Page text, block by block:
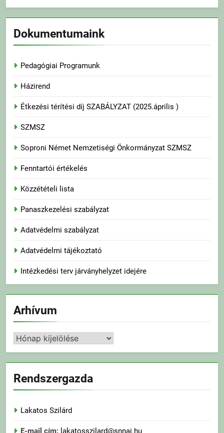
Dokumentumaink
Pedagógiai Programunk
Házirend
Étkezési térítési díj SZABÁLYZAT (2025.április )
SZMSZ
Soproni Német Nemzetiségi Önkormányzat SZMSZ
Fenntartói értékelés
Közzétételi lista
Panaszkezelési szabályzat
Adatvédelmi szabályzat
Adatvédelmi tájékoztató
Intézkedési terv járványhelyzet idejére
Arhívum
Arhívum
Rendszergazda
Lakatos Szilárd
E-mail cím: lakatosszilard@snnai.hu